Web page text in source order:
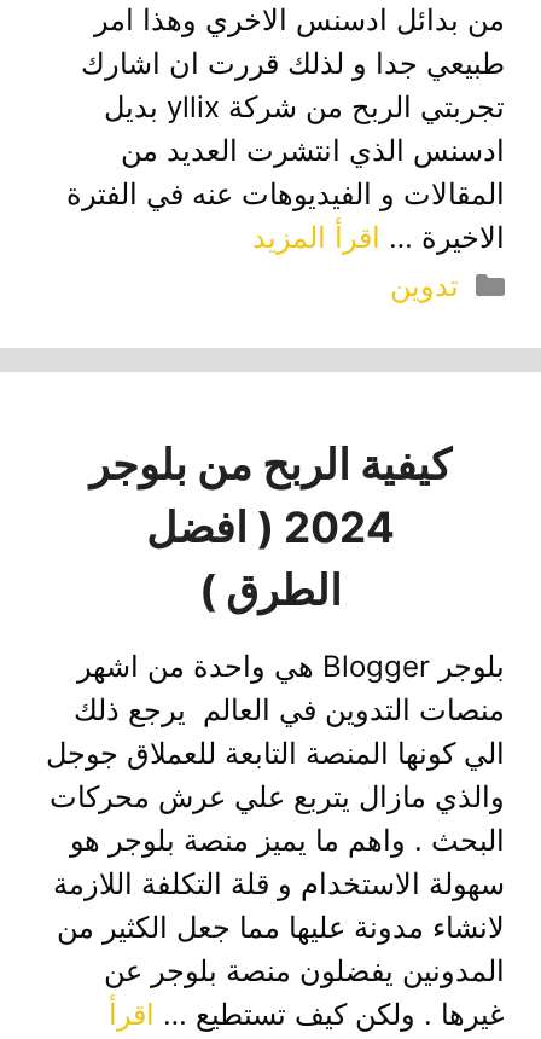
من بدائل ادسنس الاخري وهذا امر
طبيعي جدا و لذلك قررت ان اشارك
تجربتي الربح من شركة yllix بديل
ادسنس الذي انتشرت العديد من
المقالات و الفيديوهات عنه في الفترة
الاخيرة … اقرأ المزيد
التصنيفات
تدوين
كيفية الربح من بلوجر
2024 ( افضل
الطرق )
بلوجر Blogger هي واحدة من اشهر
منصات التدوين في العالم يرجع ذلك
الي كونها المنصة التابعة للعملاق جوجل
والذي مازال يتربع علي عرش محركات
البحث . واهم ما يميز منصة بلوجر هو
سهولة الاستخدام و قلة التكلفة اللازمة
لانشاء مدونة عليها مما جعل الكثير من
المدونين يفضلون منصة بلوجر عن
غيرها . ولكن كيف تستطيع … اقرأ